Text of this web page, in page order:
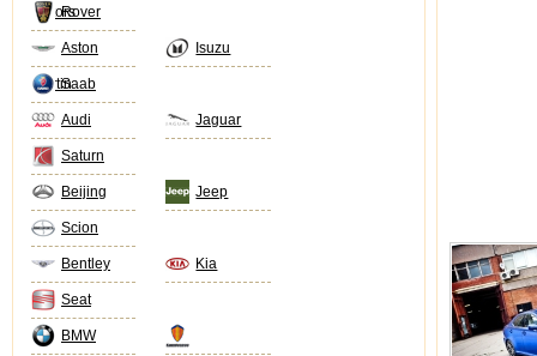
MotorsRover
Aston
Martin
Isuzu
Saab
Audi Jaguar
Saturn
Beijing Jeep
Scion
Bentley Kia
Seat
BMW